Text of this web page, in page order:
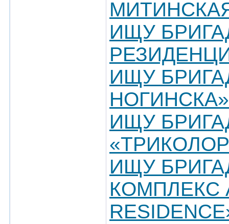
ИЩУ
ИЩУ
НОГИНСКА»
ИЩУ
ИЩУ
КОМПЛЕКС